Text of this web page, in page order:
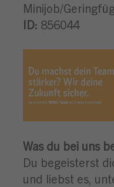
Minijob/
ID: 856044
Was du bei uns
Du begeisterst
und liebst es,